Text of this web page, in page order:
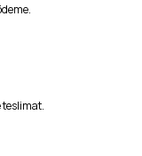
teslimat.